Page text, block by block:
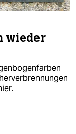
wieder